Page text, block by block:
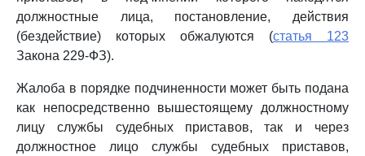
должностные лица, постановление, действия
(бездействие) которых обжалуются (статья 123
Закона 229-ФЗ).
Жалоба в порядке подчиненности может быть подана
как непосредственно вышестоящему должностному
лицу службы судебных приставов, так и через
должностное лицо службы судебных приставов,